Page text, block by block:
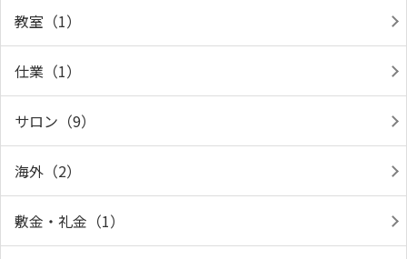
教室（1）
仕業（1）
サロン（9）
海外（2）
敷金・礼金（1）